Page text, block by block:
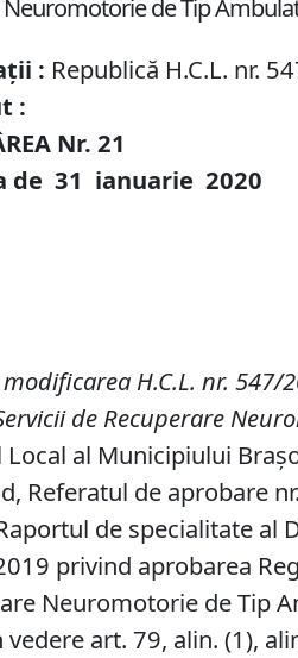
de Tip
: Republică H.C.L. nr.
:
Nr.21
de 31 ianuarie2020
modificarea H.C.L. nr. 547/
de Recuperare
Local al Municipiului
Referatul de aprobare
de specialitate al
privind aprobarea
Neuromotorie de Tip
vedere art. 79, alin. (1),